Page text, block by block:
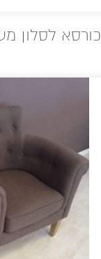
כורסא לסלון